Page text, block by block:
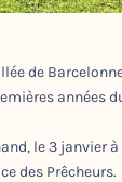
de
années
le 3 janvier à
des Prêcheurs.